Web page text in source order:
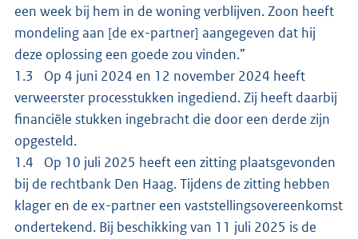
een week bij hem in de woning verblijven. Zoon heeft
mondeling aan [de ex-partner] aangegeven dat hij
deze oplossing een goede zou vinden.”
1.3 Op 4 juni 2024 en 12 november 2024 heeft
verweerster processtukken ingediend. Zij heeft daarbij
financiële stukken ingebracht die door een derde zijn
opgesteld.
1.4 Op 10 juli 2025 heeft een zitting plaatsgevonden
bij de rechtbank Den Haag. Tijdens de zitting hebben
klager en de ex-partner een vaststellingsovereenkomst
ondertekend. Bij beschikking van 11 juli 2025 is de